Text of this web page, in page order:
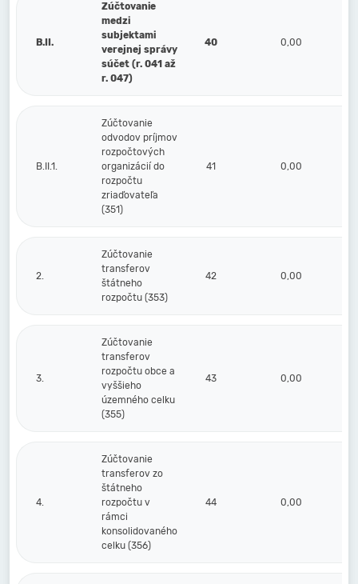
B.II.
Zúčtovanie
medzi
subjektami
verejnej správy
súčet (r. 041 až
r. 047)
40 0,00
B.II.1.
Zúčtovanie
odvodov príjmov
rozpočtových
organizácií do
rozpočtu
zriaďovateľa
(351)
41 0,00
2.
Zúčtovanie
transferov
štátneho
rozpočtu (353)
42 0,00
3.
Zúčtovanie
transferov
rozpočtu obce a
vyššieho
územného celku
(355)
43 0,00
4.
Zúčtovanie
transferov zo
štátneho
rozpočtu v
rámci
konsolidovaného
celku (356)
44 0,00